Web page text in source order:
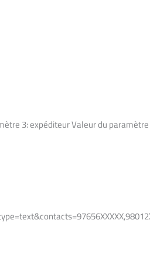
3: expéditeur Valeur du